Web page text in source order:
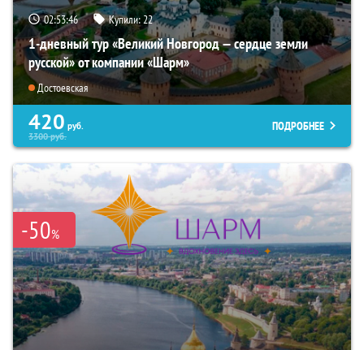
02:53:45 Купили:22
1-дневный тур «Великий Новгород — сердце земли
русской» от компании «Шарм»
Достоевская
420 руб.
3300руб.
ПОДРОБНЕЕ
-50%